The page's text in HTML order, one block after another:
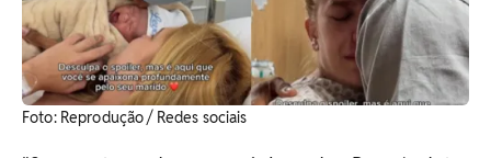
​Foto: Reprodução / Redes sociais